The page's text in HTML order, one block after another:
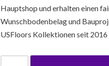
Hauptshop und erhalten einen
Wunschbodenbelag und
USFloors Kollektionen seit